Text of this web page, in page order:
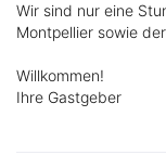
Wir sind nur eine
Montpellier sowie
Willkommen!
Ihre Gastgeber